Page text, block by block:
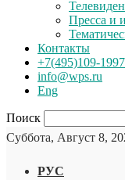
Пресса и
Контакты
+7(495)109-1997
info@wps.ru
Eng
Поиск
Суббота, Август 8,
РУС